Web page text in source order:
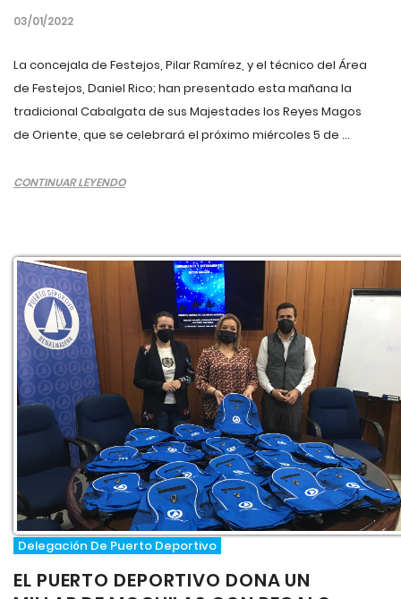
03/01/2022
La concejala de Festejos, Pilar Ramírez, y el técnico del Área
de Festejos, Daniel Rico; han presentado esta mañana la
tradicional Cabalgata de sus Majestades los Reyes Magos
de Oriente, que se celebrará el próximo miércoles 5 de ...
CONTINUAR LEYENDO
Delegación De Puerto Deportivo
EL PUERTO DEPORTIVO DONA UN